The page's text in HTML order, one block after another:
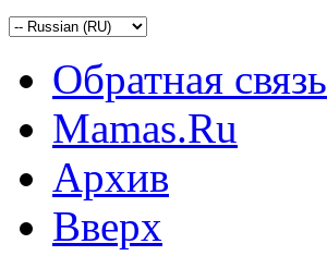
Обратная связь
Mamas.Ru
Архив
Вверх